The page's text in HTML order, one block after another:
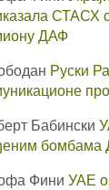
СТАСХ
ДАФ
Руски
Бабински
бомбама
Фини УАЕ